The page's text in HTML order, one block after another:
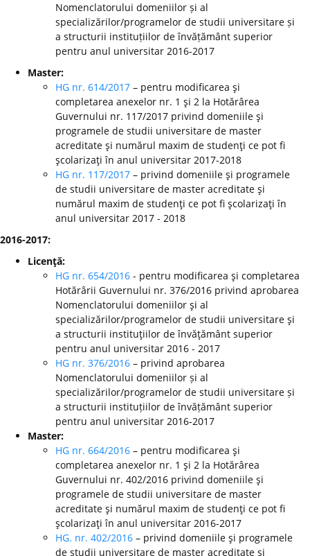
Nomenclatorului domeniilor și al
specializărilor/programelor de studii universitare și
a structurii instituțiilor de învățământ superior
pentru anul universitar 2016-2017
Master:
HG nr. 614/2017 – pentru modificarea şi
completarea anexelor nr. 1 şi 2 la Hotărârea
Guvernului nr. 117/2017 privind domeniile şi
programele de studii universitare de master
acreditate şi numărul maxim de studenţi ce pot fi
şcolarizaţi în anul universitar 2017-2018
HG nr. 117/2017 – privind domeniile şi programele
de studii universitare de master acreditate şi
numărul maxim de studenţi ce pot fi şcolarizaţi în
anul universitar 2017 - 2018
2016-2017:
Licenţă:
HG nr. 654/2016 - pentru modificarea şi completarea
Hotărârii Guvernului nr. 376/2016 privind aprobarea
Nomenclatorului domeniilor şi al
specializărilor/programelor de studii universitare şi
a structurii instituţiilor de învăţământ superior
pentru anul universitar 2016 - 2017
HG nr. 376/2016 – privind aprobarea
Nomenclatorului domeniilor și al
specializărilor/programelor de studii universitare și
a structurii instituțiilor de învățământ superior
pentru anul universitar 2016-2017
Master:
HG nr. 664/2016 – pentru modificarea şi
completarea anexelor nr. 1 şi 2 la Hotărârea
Guvernului nr. 402/2016 privind domeniile şi
programele de studii universitare de master
acreditate şi numărul maxim de studenţi ce pot fi
şcolarizaţi în anul universitar 2016-2017
HG. nr. 402/2016 – privind domeniile şi programele
de studii universitare de master acreditate şi